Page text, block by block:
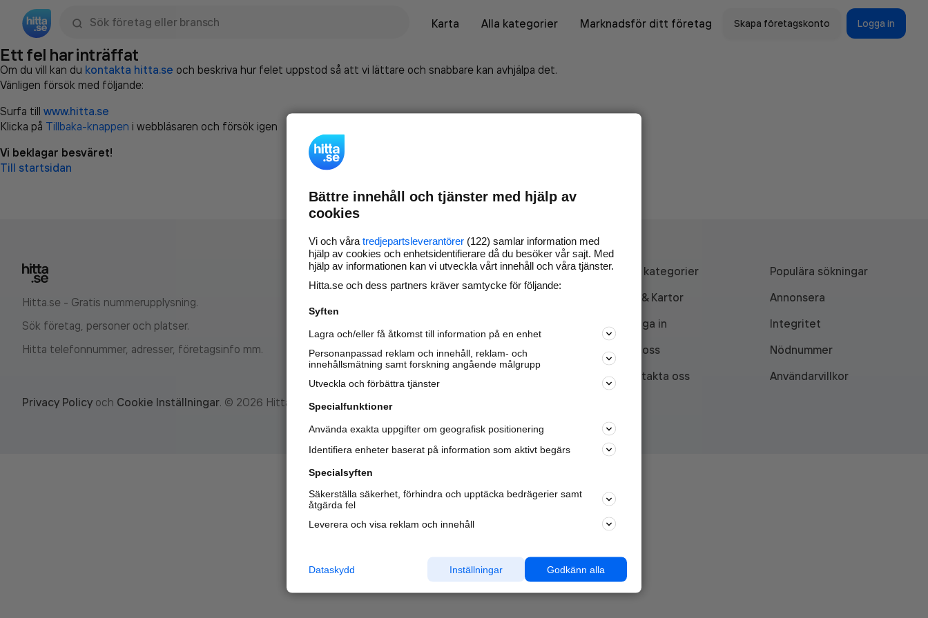
Karta
Alla kategorier Marknadsför ditt företag Skapa företagskonto Logga in
Ett fel har inträffat
Om du vill kan du kontakta hitta.se och beskriva hur felet uppstod så att vi lättare och snabbare kan avhjälpa det.
Vänligen försök med följande:
Surfa till www.hitta.se
Klicka på Tillbaka-knappen i webbläsaren och försök igen
Vi beklagar besväret!
Till startsidan
Hitta.se - Gratis nummerupplysning.
Sök företag, personer och platser.
Hitta telefonnummer, adresser, företagsinfo mm.
Marknadsför företaget på
nya kunder och
samarbetspartners nära dig.
Läs mer här
Alla kategorier
Populära sökningar
API & Kartor
Annonsera
Logga in
Integritet
Om oss
Nödnummer
Kontakta oss
Användarvillkor
Privacy Policy och Cookie Inställningar. © 2026 Hitta.se
Bättre innehåll och tjänster med hjälp av
cookies
Vi och våra tredjepartsleverantörer (122) samlar information med
hjälp av cookies och enhetsidentifierare då du besöker vår sajt. Med
hjälp av informationen kan vi utveckla vårt innehåll och våra tjänster.
Hitta.se och dess partners kräver samtycke för följande:
Syften
Lagra och/eller få åtkomst till information på en enhet
Personanpassad reklam och innehåll, reklam- och
innehållsmätning samt forskning angående målgrupp
Utveckla och förbättra tjänster
Specialfunktioner
Använda exakta uppgifter om geografisk positionering
Identifiera enheter baserat på information som aktivt begärs
Specialsyften
Säkerställa säkerhet, förhindra och upptäcka bedrägerier samt
åtgärda fel
Leverera och visa reklam och innehåll
Godkänn alla
Inställningar
Dataskydd